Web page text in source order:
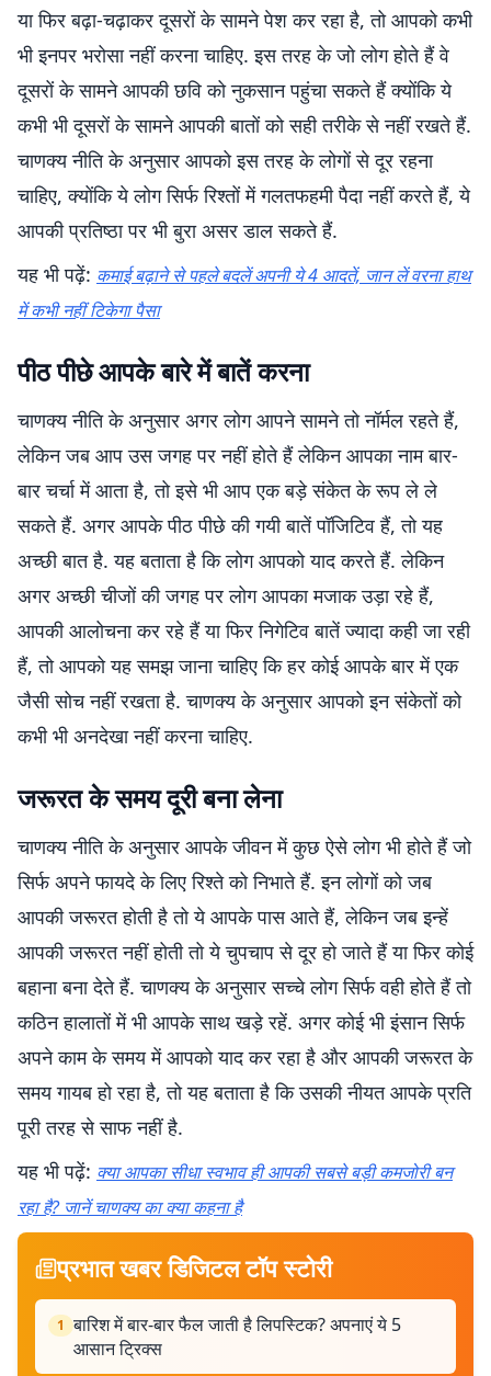
या फिर बढ़ा-चढ़ाकर दूसरों के सामने पेश कर रहा है, तो आपको कभी
भी इनपर भरोसा नहीं करना चाहिए. इस तरह के जो लोग होते हैं वे
दूसरों के सामने आपकी छवि को नुकसान पहुंचा सकते हैं क्योंकि ये
कभी भी दूसरों के सामने आपकी बातों को सही तरीके से नहीं रखते हैं.
चाणक्य नीति के अनुसार आपको इस तरह के लोगों से दूर रहना
चाहिए, क्योंकि ये लोग सिर्फ रिश्तों में गलतफहमी पैदा नहीं करते हैं, ये
आपकी प्रतिष्ठा पर भी बुरा असर डाल सकते हैं.
यह भी पढ़ें: कमाई बढ़ाने से पहले बदलें अपनी ये 4 आदतें, जान लें वरना हाथ
में कभी नहीं टिकेगा पैसा
पीठ पीछे आपके बारे में बातें करना
चाणक्य नीति के अनुसार अगर लोग आपने सामने तो नॉर्मल रहते हैं,
लेकिन जब आप उस जगह पर नहीं होते हैं लेकिन आपका नाम बार-
बार चर्चा में आता है, तो इसे भी आप एक बड़े संकेत के रूप ले ले
सकते हैं. अगर आपके पीठ पीछे की गयी बातें पॉजिटिव हैं, तो यह
अच्छी बात है. यह बताता है कि लोग आपको याद करते हैं. लेकिन
अगर अच्छी चीजों की जगह पर लोग आपका मजाक उड़ा रहे हैं,
आपकी आलोचना कर रहे हैं या फिर निगेटिव बातें ज्यादा कही जा रही
हैं, तो आपको यह समझ जाना चाहिए कि हर कोई आपके बार में एक
जैसी सोच नहीं रखता है. चाणक्य के अनुसार आपको इन संकेतों को
कभी भी अनदेखा नहीं करना चाहिए.
जरूरत के समय दूरी बना लेना
चाणक्य नीति के अनुसार आपके जीवन में कुछ ऐसे लोग भी होते हैं जो
सिर्फ अपने फायदे के लिए रिश्ते को निभाते हैं. इन लोगों को जब
आपकी जरूरत होती है तो ये आपके पास आते हैं, लेकिन जब इन्हें
आपकी जरूरत नहीं होती तो ये चुपचाप से दूर हो जाते हैं या फिर कोई
बहाना बना देते हैं. चाणक्य के अनुसार सच्चे लोग सिर्फ वही होते हैं तो
कठिन हालातों में भी आपके साथ खड़े रहें. अगर कोई भी इंसान सिर्फ
अपने काम के समय में आपको याद कर रहा है और आपकी जरूरत के
समय गायब हो रहा है, तो यह बताता है कि उसकी नीयत आपके प्रति
पूरी तरह से साफ नहीं है.
यह भी पढ़ें: क्या आपका सीधा स्वभाव ही आपकी सबसे बड़ी कमजोरी बन
रहा है? जानें चाणक्य का क्या कहना है
प्रभात खबर डिजिटल टॉप स्टोरी
1 बारिश में बार-बार फैल जाती है लिपस्टिक? अपनाएं ये 5
आसान ट्रिक्स